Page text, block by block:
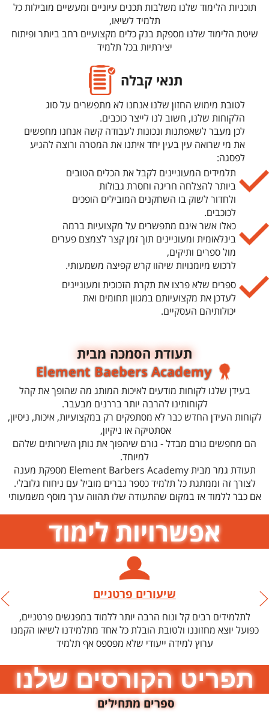
תוכניות הלימוד שלנו משלבות תכנים עיוניים ומעשיים מובילות כל
תלמיד לשיאו,
שיטת הלימוד שלנו מספקת בנק כלים מקצועיים רחב ביותר ופיתוח
יצירתיות בכל תלמיד
תנאי קבלה
לטובת מימוש החזון שלנו אנחנו לא מתפשרים על סוג
הלקוחות שלנו, חשוב לנו לייצר כוכבים.
לכן מעבר לשאפתנות ונכונות לעבודה קשה אנחנו מחפשים
את מי שרואה עין בעין יחד איתנו את המטרה ורוצה להגיע
לפסגה:
תלמידים המעוניינים לקבל את הכלים הטובים
ביותר להצלחה חריגה וחסרת גבולות
ולחדור לשוק בו השחקנים המובילים הופכים
לכוכבים.
כאלו אשר אינם מתפשרים על מקצועיות ברמה
בינלאומית ומעוניינים תוך זמן קצר לצמצם פערים
מול ספרים ותיקים,
לרכוש מיומנויות שיהוו קרש קפיצה משמעותי.
​​​​​​ספרים שלא פרצו את תקרת הזכוכית ומעוניינים
לעדכן את מקצועיותם במגוון תחומים ואת
יכולותיהם העסקיים.
תעודת הסמכה מבית
Element Baebers Academy
בעידן שלנו לקוחות מודעים לאיכות המותג מה שהופך את קהל
לקוחותינו להרבה יותר בררנים מבעבר.
לקוחות העידן החדש כבר לא מסתפקים רק במקצועיות, איכות, ניסיון,
אסתטיקה או ניקיון,
הם מחפשים גורם מבדל - גורם שיהפוך את נותן השירותים שלהם
למיוחד.
תעודת גמר מבית Element Barbers Academy מספקת מענה
לצורך זה וממתגת כל תלמיד כספר גברים מוביל עם ניחוח גלובלי.
אם כבר ללמוד אז במקום שהתעודה שלו תהווה ערך מוסף משמעותי
אפשרויות לימוד
שיעורים פרטניים
לתלמידים רבים קל ונוח הרבה יותר ללמוד במפגשים פרטניים,
כפועל יוצא מחזוננו ולטובת הובלת כל אחד מתלמידנו לשיאו הקמנו
ערוץ למידה ייעודי שלא מפספס אף תלמיד
תפריט הקורסים שלנו
ספרים מתחילים